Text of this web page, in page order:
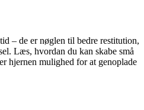
– de er nøglen til bedre restitution,
Læs, hvordan du kan skabe små
hjernen mulighed for at genoplade